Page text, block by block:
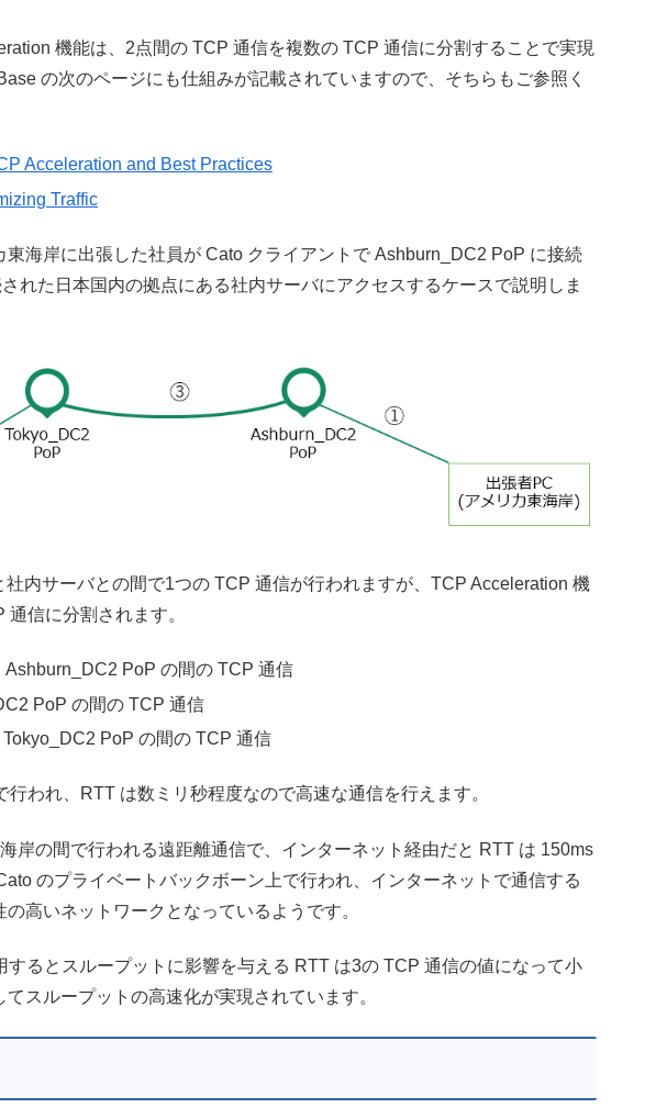
機能は、2点間の TCP 通信を複数の TCP 通信に分割することで実現
の次のページにも仕組みが記載されていますので、そちらもご参照く
Acceleration and Best Practices
Traffic
東海岸に出張した社員が Cato クライアントで Ashburn_DC2 PoP に接続
れた日本国内の拠点にある社内サーバにアクセスするケースで説明しま
内サーバとの間で1つの TCP 通信が行われますが、TCP Acceleration 機
信に分割されます。
Ashburn_DC2 PoP の間の TCP 通信
PoP の間の TCP 通信
PoP の間の TCP 通信
われ、RTT は数ミリ秒程度なので高速な通信を行えます。
岸の間で行われる遠距離通信で、インターネット経由だと RTT は 150ms
のプライベートバックボーン上で行われ、インターネットで通信する
高いネットワークとなっているようです。
するとスループットに影響を与える RTT は3の TCP 通信の値になって小
スループットの高速化が実現されています。